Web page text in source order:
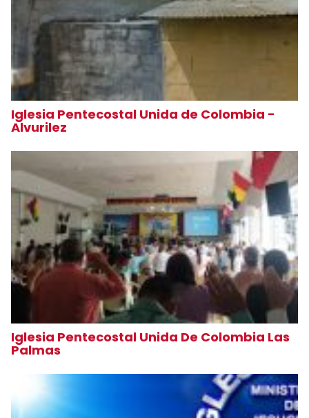
Iglesia Pentecostal Unida de Colombia -
Alvurilez
Iglesia Pentecostal Unida De Colombia Las
Palmas